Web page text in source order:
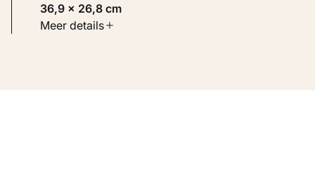
36,9 × 26,8 cm
Soort werk
Meer details